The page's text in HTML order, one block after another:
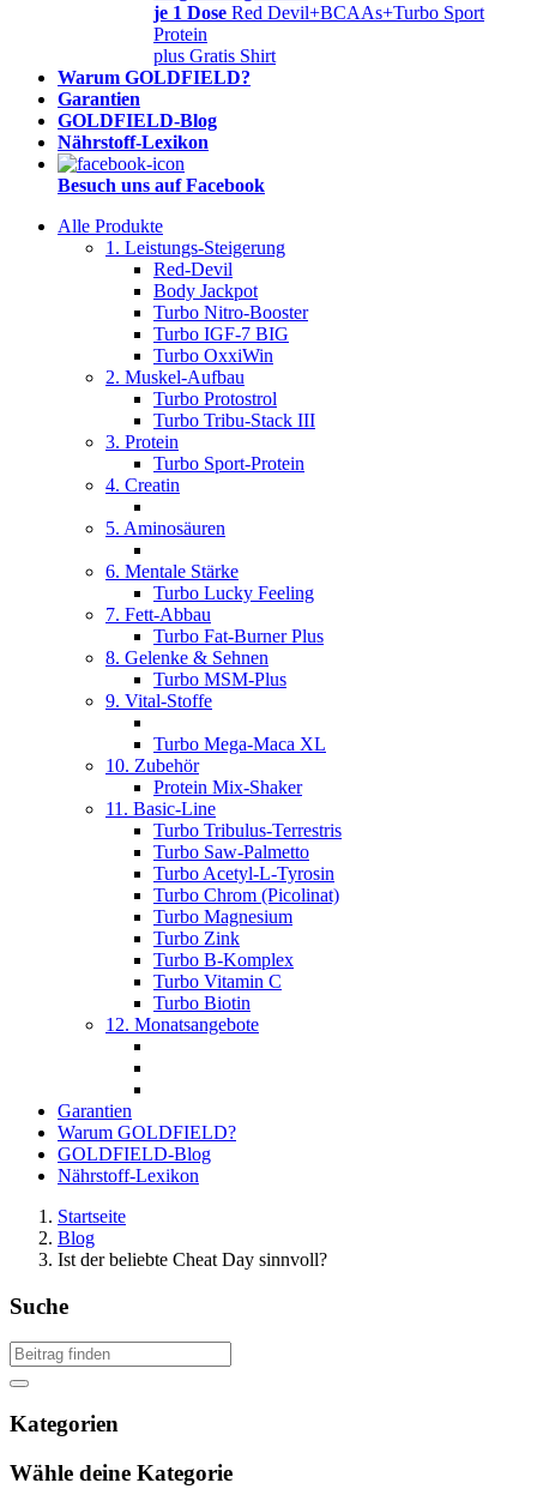
je 1 Dose Red Devil+BCAAs+Turbo Sport
Protein
plus Gratis Shirt
Warum GOLDFIELD?
Garantien
GOLDFIELD-Blog
Nährstoff-Lexikon
Besuch uns auf Facebook
Alle Produkte
1. Leistungs-Steigerung
Red-Devil
Body Jackpot
Turbo Nitro-Booster
Turbo IGF-7 BIG
Turbo OxxiWin
2. Muskel-Aufbau
Turbo Protostrol
Turbo Tribu-Stack III
3. Protein
Turbo Sport-Protein
4. Creatin
5. Aminosäuren
6. Mentale Stärke
Turbo Lucky Feeling
7. Fett-Abbau
Turbo Fat-Burner Plus
8. Gelenke & Sehnen
Turbo MSM-Plus
9. Vital-Stoffe
Turbo Mega-Maca XL
10. Zubehör
Protein Mix-Shaker
11. Basic-Line
Turbo Tribulus-Terrestris
Turbo Saw-Palmetto
Turbo Acetyl-L-Tyrosin
Turbo Chrom (Picolinat)
Turbo Magnesium
Turbo Zink
Turbo B-Komplex
Turbo Vitamin C
Turbo Biotin
12. Monatsangebote
Garantien
Warum GOLDFIELD?
GOLDFIELD-Blog
Nährstoff-Lexikon
Startseite
Blog
Ist der beliebte Cheat Day sinnvoll?
Suche
Kategorien
Wähle deine Kategorie